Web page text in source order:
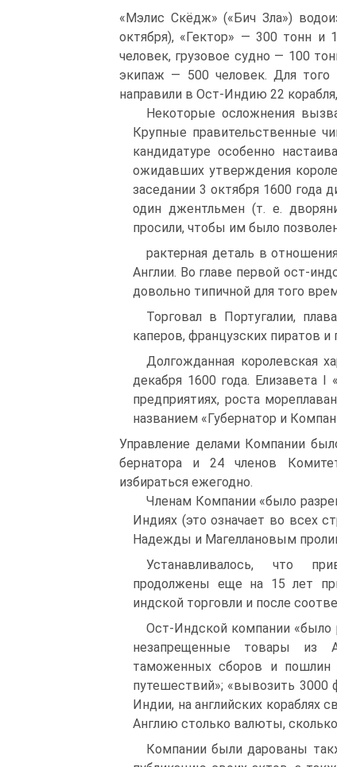
«Мэлис Скёдж» («Бич Зла»)
октября), «Гек­тор» — 300 тонн
человек, грузо­вое судно — 100
экипаж — 500 человек. Для
направили в Ост-Индию 22
Некоторые осложнения
Крупные правительственные
кандидатуре особенно
ожидавших утверждения
заседании 3 октября 1600 года
один джентльмен (т. е.
просили, чтобы им было
рактерная деталь в
Англии. Во главе первой ост-
довольно типичной для того
Торговал в Португалии,
каперов, французских пиратов
Долгожданная королевская
декабря 1600 года. Елизавета
предприятиях, роста
названием «Губернатор и
Управление делами Компании
бернатора и 24 членов
избираться ежегодно.
Членам Компании «было
Индиях (это означает во всех
Надежды и Магеллановым
Устанавливалось, что
продолжены еще на 15 лет
индской торговли и после
Ост-Индской компании
незапрещенные товары из
таможенных сборов и пошлин
путешествий»; «вывозить 3000
Индии, на английских кораблях
Англию столько валюты,
Компании были дарованы